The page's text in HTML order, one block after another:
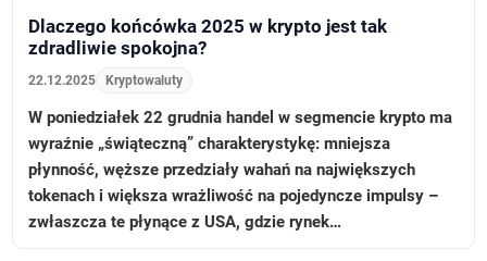
Dlaczego końcówka 2025 w krypto jest tak
zdradliwie spokojna?
22.12.2025 Kryptowaluty
W poniedziałek 22 grudnia handel w segmencie krypto ma
wyraźnie „świąteczną” charakterystykę: mniejsza
płynność, węższe przedziały wahań na największych
tokenach i większa wrażliwość na pojedyncze impulsy –
zwłaszcza te płynące z USA, gdzie rynek…